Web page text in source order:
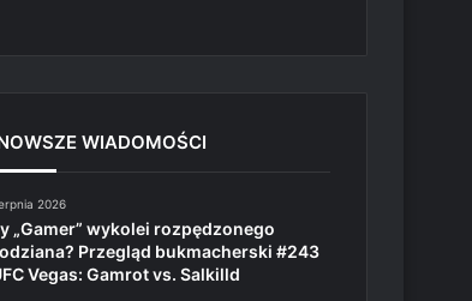
WIADOMOŚCI
2026
„Gamer” wykolei rozpędzonego
Przegląd bukmacherski #243
Vegas: Gamrot vs. Salkilld